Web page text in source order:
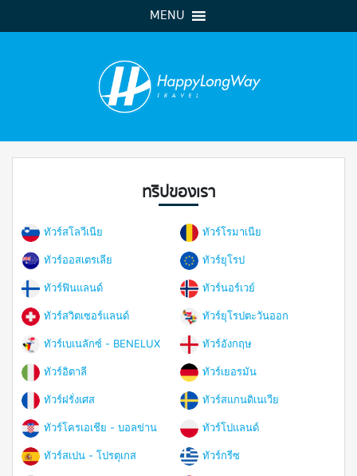
MENU
ทริปของเรา
ทัวร์สโลวีเนีย ทัวร์โรมาเนีย
ทัวร์ออสเตรเลีย ทัวร์ยุโรป
ทัวร์ฟินแลนด์ ทัวร์นอร์เวย์
ทัวร์สวิตเซอร์แลนด์ ทัวร์ยุโรปตะวันออก
ทัวร์เบเนลักซ์ - BENELUX ทัวร์อังกฤษ
ทัวร์อิตาลี ทัวร์เยอรมัน
ทัวร์ฝรั่งเศส ทัวร์สแกนดิเนเวีย
ทัวร์โครเอเชีย - บอลข่าน ทัวร์โปแลนด์
ทัวร์สเปน - โปรตุเกส ทัวร์กรีซ